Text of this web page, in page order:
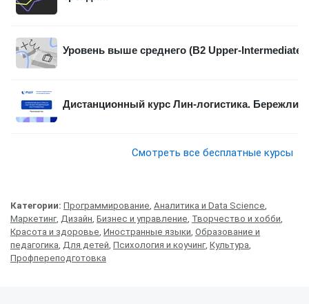
Уровень выше среднего (B2 Upper-Intermediate)
Дистанционный курс Лин-логистика.
Смотреть все бесплатные курсы
Категории: Программирование, Аналитика и Data Science,
Маркетинг, Дизайн, Бизнес и управление, Творчество и хобби,
Красота и здоровье, Иностранные языки, Образование и
педагогика, Для детей, Психология и коучинг, Культура,
Профпереподготовка